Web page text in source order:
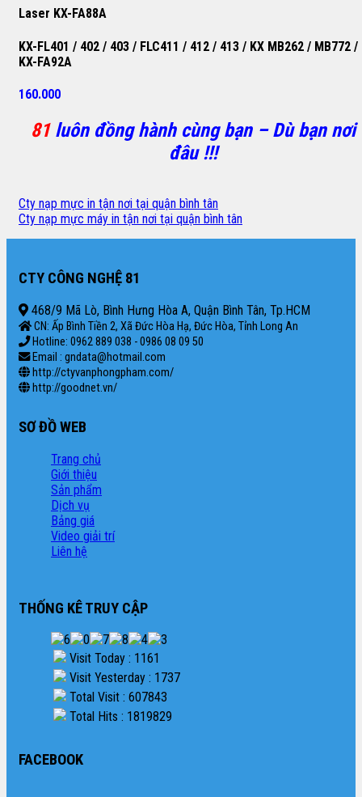
Laser KX-FA88A
KX-FL401 / 402 / 403 / FLC411 / 412 / 413 / KX MB262 / MB772 /
KX-FA92A
160.000
81luôn đồng hành cùng bạn – Dù bạn nơi
đâu !!!
Cty nạp mực in tận nơi tại quận bình tân
Cty nạp mực máy in tận nơi tại quận bình tân
CTY CÔNG NGHỆ 81
468/9 Mã Lò, Bình Hưng Hòa A, Quận Bình Tân, Tp.HCM
CN: Ấp Bình Tiền 2, Xã Đức Hòa Hạ, Đức Hòa, Tỉnh Long An
Hotline: 0962 889 038 - 0986 08 09 50
Email : gndata@hotmail.com
http://ctyvanphongpham.com/
http://goodnet.vn/
SƠ ĐỒ WEB
Trang chủ
Giới thiệu
Sản phẩm
Dịch vụ
Bảng giá
Video giải trí
Liên hệ
THỐNG KÊ TRUY CẬP
Visit Today : 1161
Visit Yesterday : 1737
Total Visit : 607843
Total Hits : 1819829
FACEBOOK